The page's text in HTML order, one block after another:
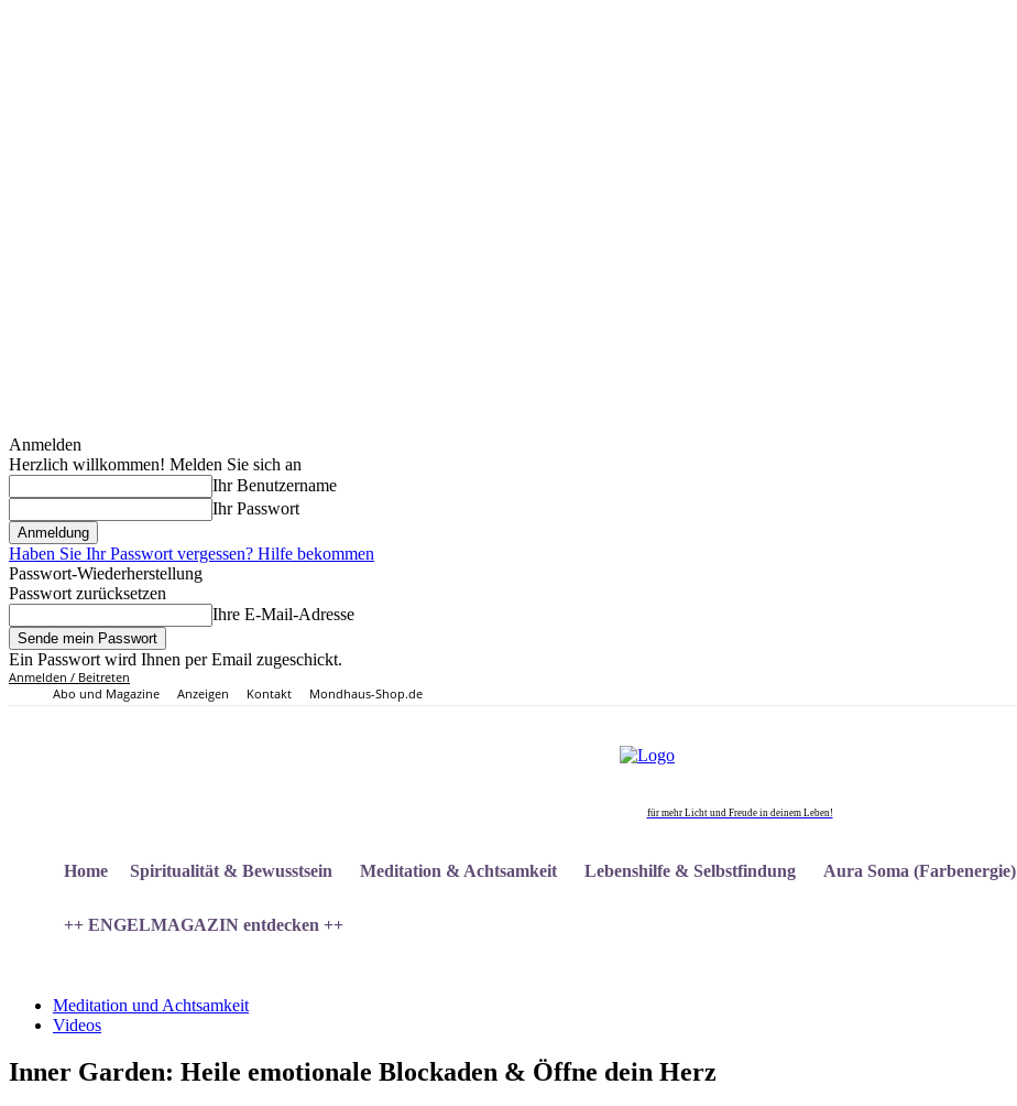
Anmelden
Herzlich willkommen! Melden Sie sich an
Ihr Benutzername
Ihr Passwort
Haben Sie Ihr Passwort vergessen? Hilfe bekommen
Passwort-Wiederherstellung
Passwort zurücksetzen
Ihre E-Mail-Adresse
Ein Passwort wird Ihnen per Email zugeschickt.
Anmelden / Beitreten
Abo und Magazine
Anzeigen Kontakt Mondhaus-Shop.de
für mehr Licht und Freude in deinem Leben!
Home Spiritualität & Bewusstsein Meditation & Achtsamkeit Lebenshilfe & Selbstfindung Aura Soma (Farbenergie)
++ ENGELMAGAZIN entdecken ++
Meditation und Achtsamkeit
Videos
Inner Garden: Heile emotionale Blockaden & Öffne dein Herz